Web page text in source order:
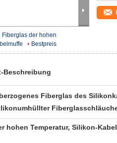
Fiberglas der hohen
Bestpreis
Beschreibung
Fiberglas des
hohen Temperatur, Silikon-